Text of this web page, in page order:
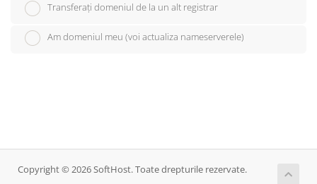
Transferați domeniul de la un alt registrar
Am domeniul meu (voi actualiza nameserverele)
Copyright © 2026 SoftHost. Toate drepturile rezervate.